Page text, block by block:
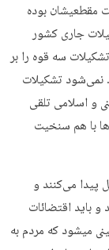
مقطعی­شان بوده
جاری کشور
سه قوه را بر
نمی‌­شود تشکیلات
و اسلامی تلقی
با هم سنخیت
پیدا می‌­کنند و
باید اقتضائات
می­شود که مردم به